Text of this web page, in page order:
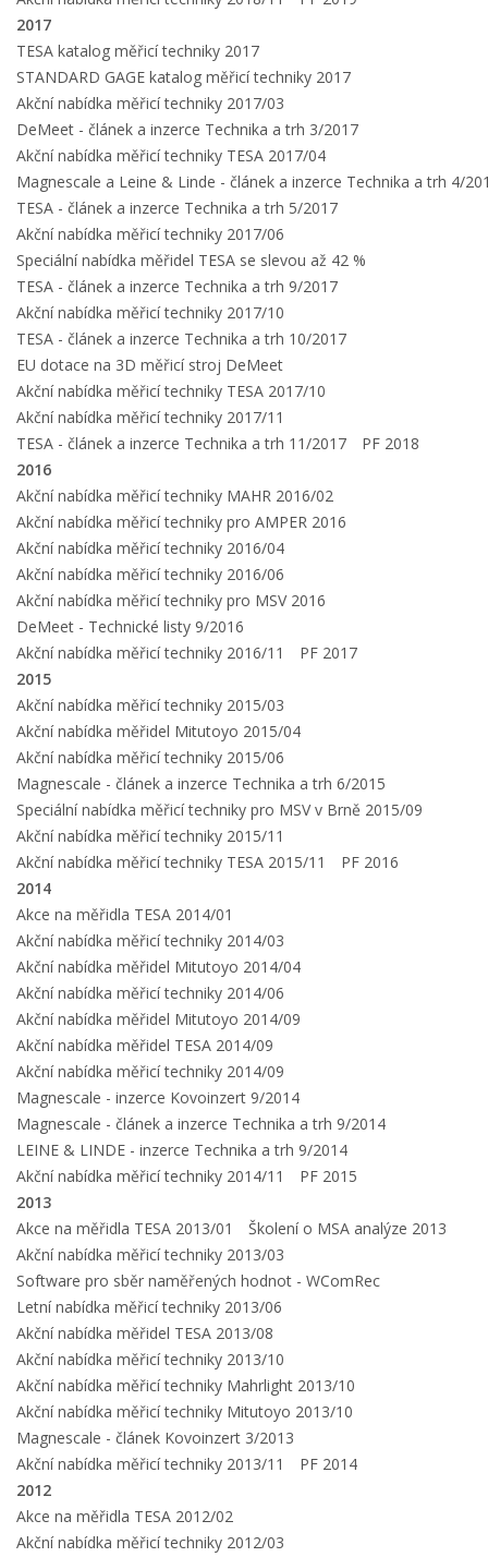
2017
TESA katalog měřicí techniky 2017
STANDARD GAGE katalog měřicí techniky 2017
Akční nabídka měřicí techniky 2017/03
DeMeet - článek a inzerce Technika a trh 3/2017
Akční nabídka měřicí techniky TESA 2017/04
Magnescale a Leine & Linde - článek a inzerce Technika a trh 4/
TESA - článek a inzerce Technika a trh 5/2017
Akční nabídka měřicí techniky 2017/06
Speciální nabídka měřidel TESA se slevou až 42 %
TESA - článek a inzerce Technika a trh 9/2017
Akční nabídka měřicí techniky 2017/10
TESA - článek a inzerce Technika a trh 10/2017
EU dotace na 3D měřicí stroj DeMeet
Akční nabídka měřicí techniky TESA 2017/10
Akční nabídka měřicí techniky 2017/11
TESA - článek a inzerce Technika a trh 11/2017
PF 2018
2016
Akční nabídka měřicí techniky MAHR 2016/02
Akční nabídka měřicí techniky pro AMPER 2016
Akční nabídka měřicí techniky 2016/04
Akční nabídka měřicí techniky 2016/06
Akční nabídka měřicí techniky pro MSV 2016
DeMeet - Technické listy 9/2016
Akční nabídka měřicí techniky 2016/11
PF 2017
2015
Akční nabídka měřicí techniky 2015/03
Akční nabídka měřidel Mitutoyo 2015/04
Akční nabídka měřicí techniky 2015/06
Magnescale - článek a inzerce Technika a trh 6/2015
Speciální nabídka měřicí techniky pro MSV v Brně 2015/09
Akční nabídka měřicí techniky 2015/11
Akční nabídka měřicí techniky TESA 2015/11
PF 2016
2014
Akce na měřidla TESA 2014/01
Akční nabídka měřicí techniky 2014/03
Akční nabídka měřidel Mitutoyo 2014/04
Akční nabídka měřicí techniky 2014/06
Akční nabídka měřidel Mitutoyo 2014/09
Akční nabídka měřidel TESA 2014/09
Akční nabídka měřicí techniky 2014/09
Magnescale - inzerce Kovoinzert 9/2014
Magnescale - článek a inzerce Technika a trh 9/2014
LEINE & LINDE - inzerce Technika a trh 9/2014
Akční nabídka měřicí techniky 2014/11
PF 2015
2013
Akce na měřidla TESA 2013/01
Školení o MSA analýze 2013
Akční nabídka měřicí techniky 2013/03
Software pro sběr naměřených hodnot - WComRec
Letní nabídka měřicí techniky 2013/06
Akční nabídka měřidel TESA 2013/08
Akční nabídka měřicí techniky 2013/10
Akční nabídka měřicí techniky Mahrlight 2013/10
Akční nabídka měřicí techniky Mitutoyo 2013/10
Magnescale - článek Kovoinzert 3/2013
Akční nabídka měřicí techniky 2013/11
PF 2014
2012
Akce na měřidla TESA 2012/02
Akční nabídka měřicí techniky 2012/03